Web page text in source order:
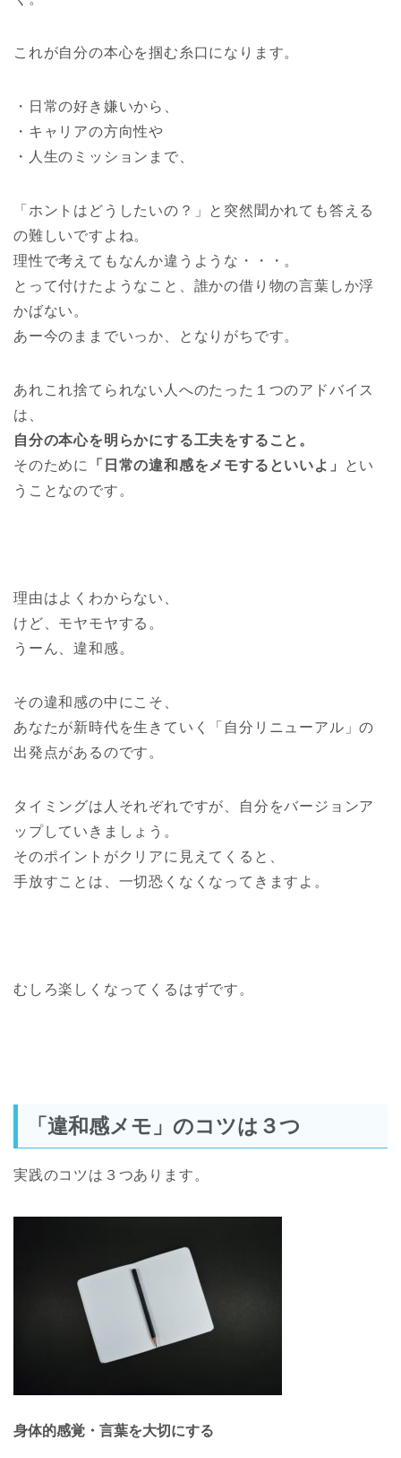
これが自分の本心を掴む糸口になります。
・日常の好き嫌いから、
・キャリアの方向性や
・人生のミッションまで、
「ホントはどうしたいの？」と突然聞かれても答える
の難しいですよね。
理性で考えてもなんか違うような・・・。
とって付けたようなこと、誰かの借り物の言葉しか浮
かばない。
あー今のままでいっか、となりがちです。
あれこれ捨てられない人へのたった１つのアドバイス
は、
自分の本心を明らかにする工夫をすること。
そのために
「日常の違和感をメモするといいよ」
とい
うことなのです。
理由はよくわからない、
けど、モヤモヤする。
うーん、違和感。
その違和感の中にこそ、
あなたが新時代を生きていく「自分リニューアル」の
出発点があるのです。
タイミングは人それぞれですが、自分をバージョンア
ップしていきましょう。
そのポイントがクリアに見えてくると、
手放すことは、一切恐くなくなってきますよ。
むしろ楽しくなってくるはずです。
「違和感メモ」のコツは３つ
実践のコツは３つあります。
身体的感覚・言葉を大切にする